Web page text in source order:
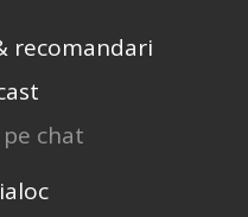
recomandari
chat